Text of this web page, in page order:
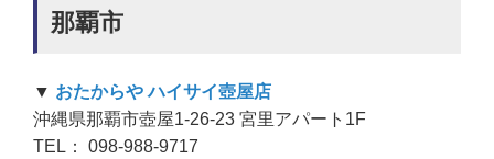
那覇市
▼ おたからや ハイサイ壺屋店
沖縄県那覇市壺屋1-26-23 宮里アパート1F
TEL： 098-988-9717